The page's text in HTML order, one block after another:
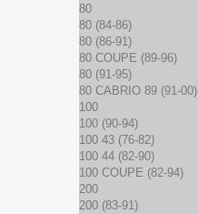
80
80 (84-86)
80 (86-91)
80 COUPE (89-96)
80 (91-95)
80 CABRIO 89 (91-00)
100
100 (90-94)
100 43 (76-82)
100 44 (82-90)
100 COUPE (82-94)
200
200 (83-91)